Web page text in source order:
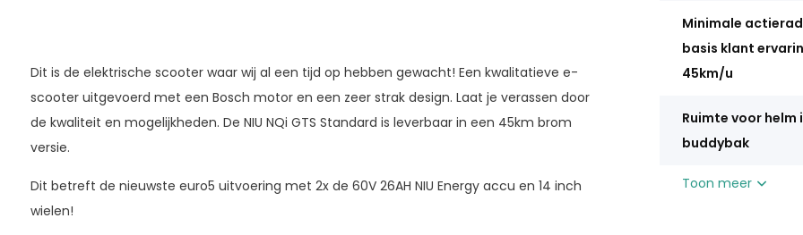
Dit is de elektrische scooter waar wij al een tijd op hebben gewacht! Een kwalitatieve e-
scooter uitgevoerd met een Bosch motor en een zeer strak design. Laat je verassen door
de kwaliteit en mogelijkheden. De NIU NQi GTS Standard is leverbaar in een 45km brom
versie.
Dit betreft de nieuwste euro5 uitvoering met 2x de 60V 26AH NIU Energy accu en 14 inch
wielen!
Minimale
basis klant
45km/u
Ruimte voor helm
buddybak
Toon meer